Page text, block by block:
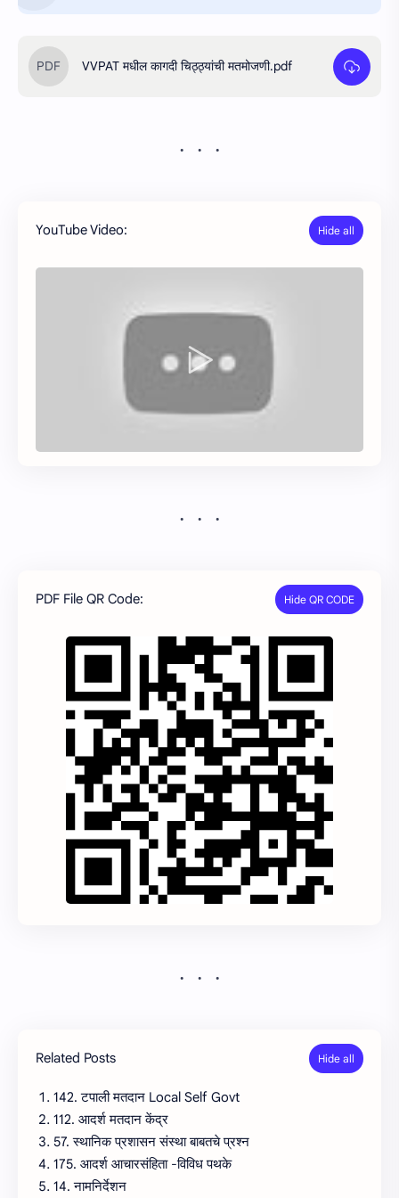
VVPAT मधील कागदी चिठ्ठ्यांची मतमोजणी.pdf
YouTube Video:
PDF File QR Code:
Related Posts
142. टपाली मतदान Local Self Govt
112. आदर्श मतदान केंद्र
57. स्थानिक प्रशासन संस्था बाबतचे प्रश्न
175. आदर्श आचारसंहिता -विविध पथके
14. नामनिर्देशन